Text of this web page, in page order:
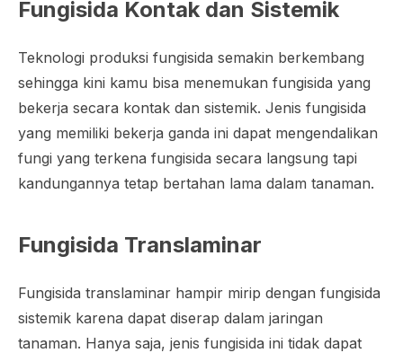
Fungisida Kontak dan Sistemik
Teknologi produksi fungisida semakin berkembang
sehingga kini kamu bisa menemukan fungisida yang
bekerja secara kontak dan sistemik. Jenis fungisida
yang memiliki bekerja ganda ini dapat mengendalikan
fungi yang terkena fungisida secara langsung tapi
kandungannya tetap bertahan lama dalam tanaman.
Fungisida Translaminar
Fungisida translaminar hampir mirip dengan fungisida
sistemik karena dapat diserap dalam jaringan
tanaman. Hanya saja, jenis fungisida ini tidak dapat